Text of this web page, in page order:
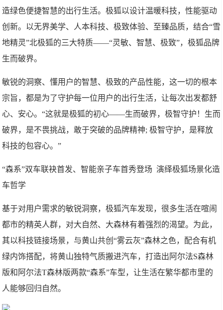
造绿色便捷智慧的出行生活。极狐以设计温暖科技，性能驱动
创新。以无界美学、人本科技、极致体验、至臻品质，结合“雪
地精灵”北极狐的三大特质——“灵敏、智慧、极致”，极狐品牌
生而破界。
敏锐的洞察、懂用户的智慧、极致的产品性能，这一切的根本
宗旨，都是为了守护每一位用户的出行生活，让每次出发都舒
心、安心。“这就是极狐的初心——生而破界，极智守护！生而
破界，是不畏挑战，敢于突破的品牌精神; 极智守护，是释放
科技的包容心。”
“森系”双车联袂首发、智能亲子车首秀登场 演绎极狐场景化造
车哲学
基于对用户需求的敏锐洞察，极狐汽车发现，很多生活在喧闹
都市的精英人群，对大自然、大森林有着强烈的渴望。为此，
其以科技链接场景，与黄山共创“雾云灰”森林之色，配合有机
绿内饰搭配，将黄山独特气质搬进汽车，打造出阿尔法S森林
版和阿尔法T森林版两款“森系”车型，让生活在繁华都市里的
人能够回归自然。